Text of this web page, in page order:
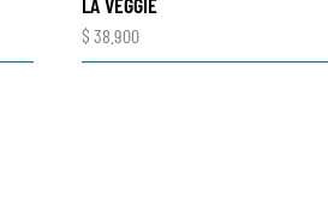
$ 38.900